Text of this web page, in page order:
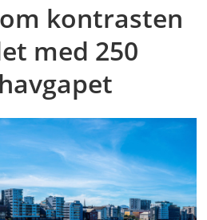
kontrasten
med 250